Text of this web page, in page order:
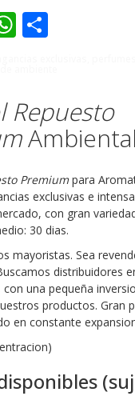
WhatsApp
Repuesto
Premiumpara
exclusivas e
con gran
30 dias.
mayoristas. Sea
distribuidores
con una pequeña
productos. Gran
en constante